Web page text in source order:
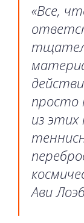
«Все,
просто
из
Ави